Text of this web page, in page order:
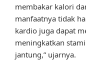
membakar kalori
manfaatnya tidak
kardio juga dapat
meningkatkan
jantung,” ujarnya.